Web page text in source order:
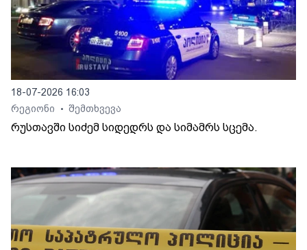
18-07-2026 16:03
რეგიონი
• შემთხვევა
რუსთავში სიძემ სიდედრს და სიმამრს სცემა.